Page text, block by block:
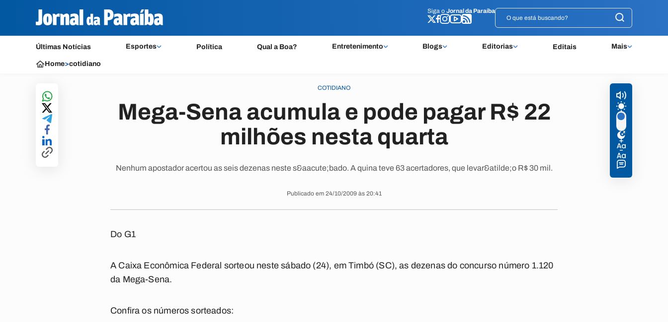
Siga o Jornal da Paraíba
Últimas Notícias Esportes Política Qual a Boa? Entretenimento Blogs Editorias Editais Mais
Siga o Jornal da Paraíba
Home>cotidiano
COTIDIANO
Mega-Sena acumula e pode pagar R$ 22
milhões nesta quarta
Nenhum apostador acertou as seis dezenas neste s&aacute;bado. A quina teve 63 acertadores, que levar&atilde;o R$ 30 mil.
Publicado em 24/10/2009 às 20:41
Do G1
A Caixa Econômica Federal sorteou neste sábado (24), em Timbó (SC), as dezenas do concurso número 1.120
da Mega-Sena.
Confira os números sorteados: